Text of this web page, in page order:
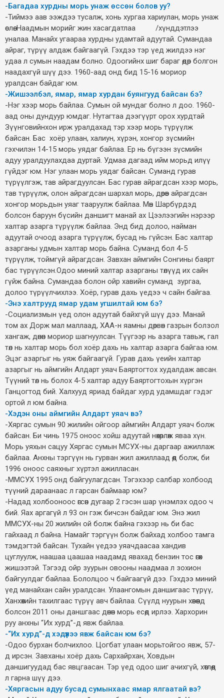
-Багадаа хурдны морь унаж өссөн болов уу?
-Тиймээ аав ээждээ тусалж, хонь хургаа хариулан, морь унаж
өслөө. Наадмын морийг жин хасагдатлаа /хүнддэтлээ
уналаа. Манайх угаараа хурдны удамтай адуутай. Сумандаа
айраг, түрүү алдаж байгаагүй. Гэхдээ тэр үед жилдээ нэг
удаа л сумын наадам болно. Одоогийнх шиг бараг өдөр болгон
наадахгүй шүү дээ. 1960-аад онд бид 15-16 мориор
уралдсан байдаг юм.
-Жишээлбэл, ямар, ямар хурдан буянгууд байсан бэ?
-Нэг хээр морь байлаа. Сумын ой мундаг болно л доо. 1960-
аад оны дундуур юмдаг. Нутагтаа дээгүүрт орох хурдтай
Зүүнговийнхон ирж уралдахад тэр хээр морь түрүүлж
байсан. Бас хоёр улаан, халиун, хүрэн, хонгор зүсмийн
гэхчилэн 14-15 морь уядаг байлаа. Ер нь бүгээн зүсмийн
адуу уралдуулахдаа дуртай. Удмаа дагаад ийм морьд илүү
гүйдэг юм. Нэг улаан морь уядаг байсан. Суманд гурав
түрүүлгэж, тав айрагдуулсан. Бас гурав айрагдсан хээр морь,
тав түрүүлж, олон айрагдсан шархал морь, дөрөв айрагдсан
хонгор морьдын уяаг тааруулж байлаа. Мөн Шарбүрдэд
болсон баруун бүсийн даншигт манай ах Цээлээгийн нэрээр
халтар азарга түрүүлж байлаа. Энд бид долоо, найман
адуутай очоод азарга түрүүлж, бусад нь гүйсэн. Бас халтар
азарганы удмын халтар морь байна. Суманд бол 4-5
түрүүлж, тоймгүй айрагдсан. Завхан аймгийн Сонгины баярт
бас түрүүлсэн.Одоо миний халтар азарганы төлүүд их сайн
гүйж байна. Сумандаа болон ойр хавийн суманд зургаа,
долоо түрүүлчихлээ. Хоёр, гурав дахь үедээ ч сайн байгаа.
-Энэ халтрууд ямар удам угшилтай юм бэ?
-Социализмын үед олон адуутай байхгүй шүү дээ. Манай
том ах Дорж мал маллаад, ХАА-н яамны дөрвөн газрын болзол
хангаж, дөнөн мориор шагнуулсан. Түүгээр нь азарга тавьж, гал
төл нь халтар морь бол хоёр дахь нь халтар азарга байгаа юм.
Эцэг азаргыг нь уяж байгаагүй. Гурав дахь үеийн халтар
азаргыг нь аймгийн Алдарт уяач Баяртогтох худалдаж авсан.
Түүний төл нь болох 4-5 халтар адуу Баяртогтохын хүргэн
Ганцогтод бий. Халхууд яриад байдаг хурд удамшдаг гэдэг
ортой л юм байна.
-Хэдэн оны аймгийн Алдарт уяач вэ?
-Хяргас сумын 90 жилийн ойгоор аймгийн Алдарт уяач болж
байсан. Би чинь 1975 оноос хойш адуутай нөхөрлөж яваа хүн.
Морь уяхын сацуу Хяргас сумын МСУХ-ны даргаар ажиллаж
байлаа. Анхны тэргүүн нь гурван жил ажиллаад өөд болж, би
1996 оноос саяхныг хүртэл ажилласан.
-ММСУХ 1995 онд байгуулагдсан. Тэгэхээр салбар холбоод
түүний дараанаас л гарсан баймаар юм?
-Надад холбооноос өгсөн дугаар 2 гэсэн шар үнэмлэх одоо ч
бий. Яах аргагүй л 93 он гэж бичсэн байдаг юм. Энэ жил
ММСУХ-ны 20 жилийн ой болж байна гэхээр нь би бас
гайхаад л байна. Намайг тэргүүн болж байхад холбоо тамга
тэмдэгтэй байсан. Тухайн үедээ уяачдаасаа хандив
цуглуулж, наашаа цаашаа наадамд явахад бензин тос өгөх
жишээтэй. Тэгээд ойр зуурын овооны наадмаа л зохион
байгуулдаг байлаа. Бололцоо ч байгаагүй дээ. Гэхдээ миний
үед манайхан сайн уралдсан. Улаангомын даншигаас түрүү,
Ханхөхийн тахилгаас түрүү авч байлаа. Сүүлд нуурын хөвөөнд
болсон 2011 оны даншгаас дөнөн морь есөд ирлээ. Хархорин
руу анхны “Их хурд”-д явж байлаа.
-“Их хурд”-д хэдүүлээ явж байсан юм бэ?
-Одоо бурхан болчихлоо. Цогбат улаан морьтойгоо явж, 57-
д ирсэн. Завханы хоёр дахь Сархайрхан, Ховдын
даншигуудад бас явцгаасан. Тэр үед одоо шиг ачихгүй, хөтлөөд
л гарна шүү дээ.
-Хяргасын адуу бусад сумынхаас ямар ялгаатай вэ?